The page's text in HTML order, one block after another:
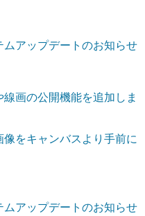
ムアップデートのお知らせ
線画の公開機能を追加しま
像をキャンバスより手前に
ムアップデートのお知らせ